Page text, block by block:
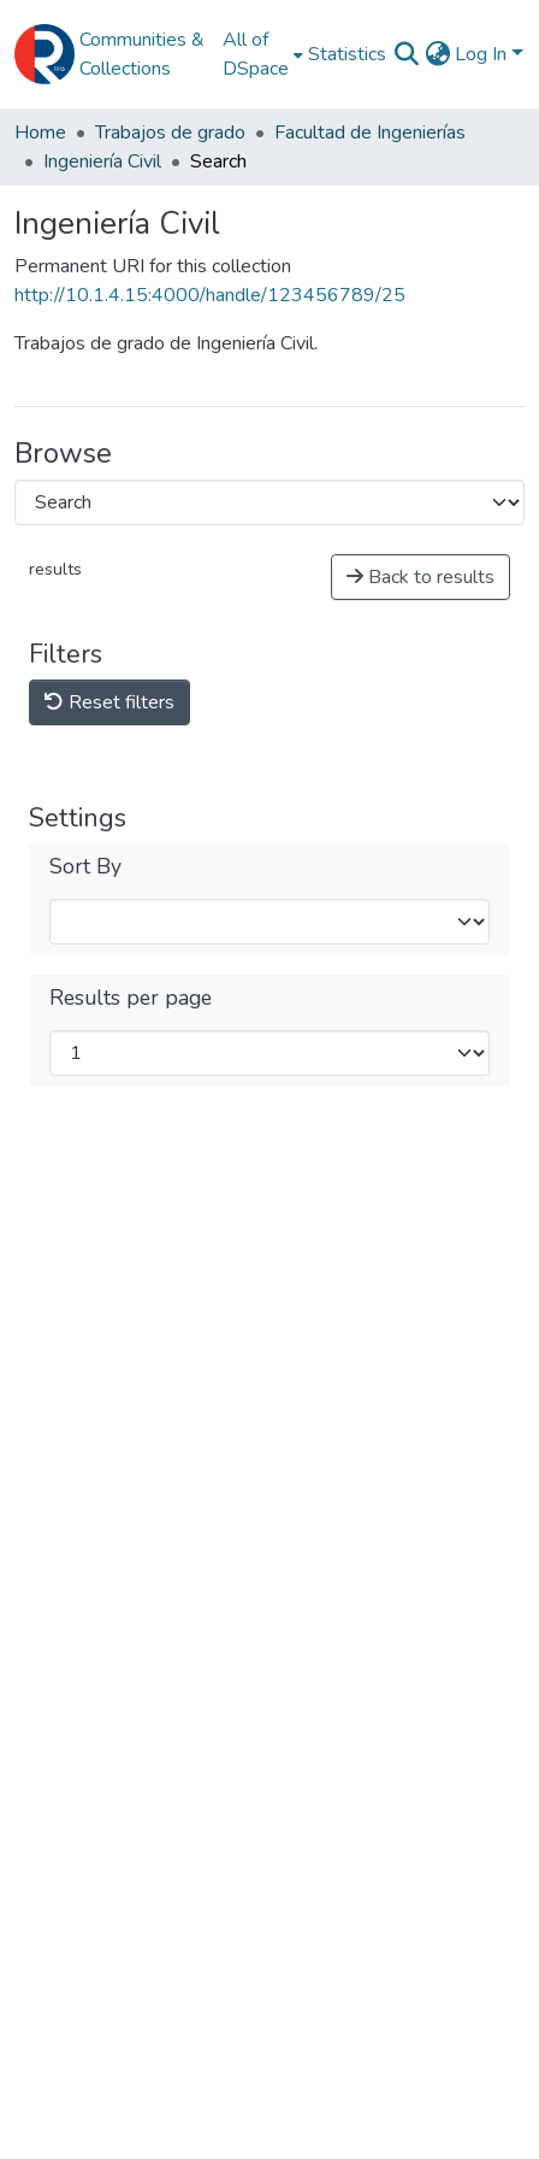
Communities &
Collections
All of
DSpace
Statistics Log In
Home Trabajos de grado
Facultad de Ingenierías
Ingeniería Civil
Search
Ingeniería Civil
Permanent URI for this collection
http://10.1.4.15:4000/handle/123456789/25
Trabajos de grado de Ingeniería Civil.
Browse
results Back to results
Filters
Reset filters
Settings
Sort By
Results per page